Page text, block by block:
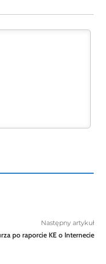
Następny artykuł
po raporcie KE o Internecie